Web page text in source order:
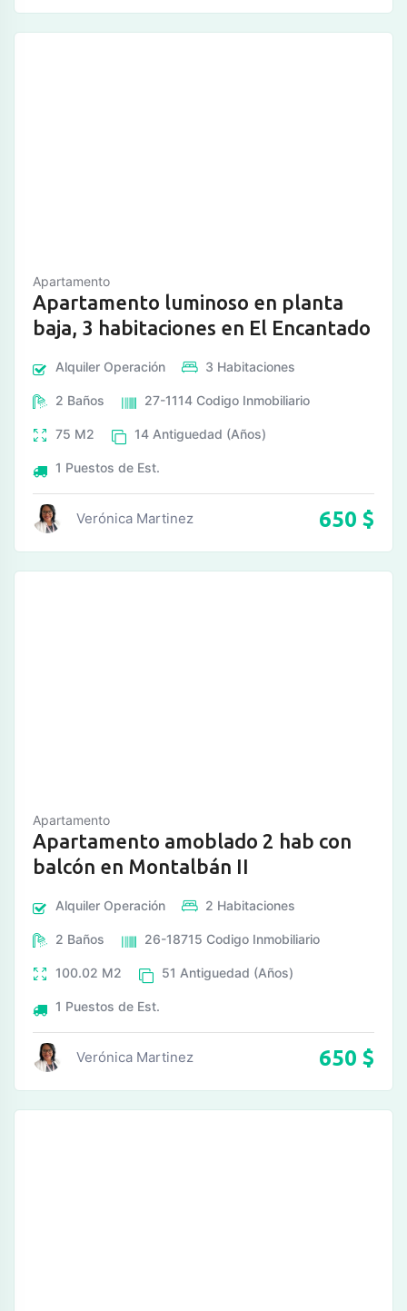
Apartamento
Apartamento luminoso en planta
baja, 3 habitaciones en El Encantado
Alquiler Operación 3 Habitaciones
2 Baños 27-1114 Codigo Inmobiliario
75 M2 14 Antiguedad (Años)
1 Puestos de Est.
Verónica Martinez 650 $
Apartamento
Apartamento amoblado 2 hab con
balcón en Montalbán II
Alquiler Operación 2 Habitaciones
2 Baños 26-18715 Codigo Inmobiliario
100.02 M2 51 Antiguedad (Años)
1 Puestos de Est.
Verónica Martinez 650 $